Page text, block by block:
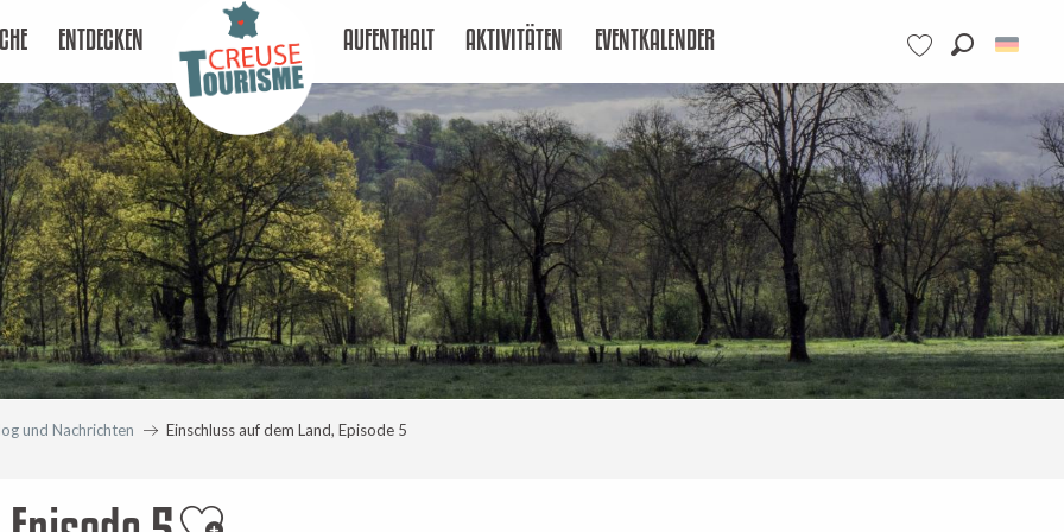
Voir les favoris
ENTDECKEN AUFENTHALT AKTIVITÄTEN EVENTKALENDER
und Nachrichten Einschluss auf dem Land, Episode 5